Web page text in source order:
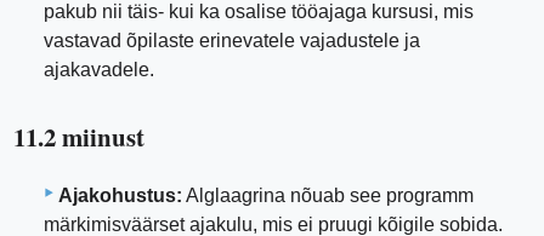
pakub nii täis- kui ka osalise tööajaga kursusi, mis
vastavad õpilaste erinevatele vajadustele ja
ajakavadele.
11.2 miinust
Ajakohustus: Alglaagrina nõuab see programm
märkimisväärset ajakulu, mis ei pruugi kõigile sobida.